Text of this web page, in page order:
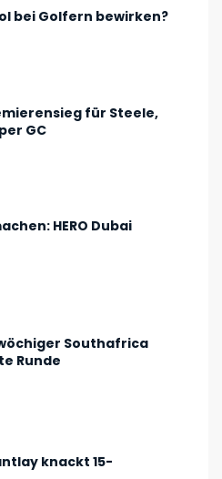
bei Golfern bewirken?
für Steele,
GC
HERO Dubai
Southafrica
Runde
knackt 15-